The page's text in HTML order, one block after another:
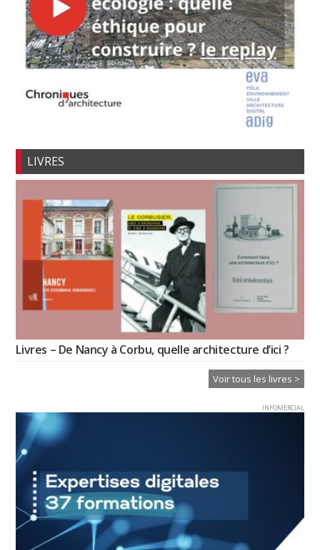
LIVRES
Livres – De Nancy à Corbu, quelle architecture d’ici ?
Voir tous les livres >
INFOMERCIAL